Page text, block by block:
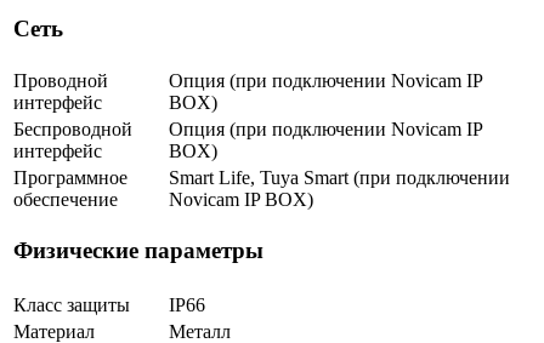
Сеть
Проводной
интерфейс
Опция (при подключении Novicam IP
BOX)
Беспроводной
интерфейс
Опция (при подключении Novicam IP
BOX)
Программное
обеспечение
Smart Life, Tuya Smart (при подключении
Novicam IP BOX)
Физические параметры
Класс защиты
IP66
Материал
Металл